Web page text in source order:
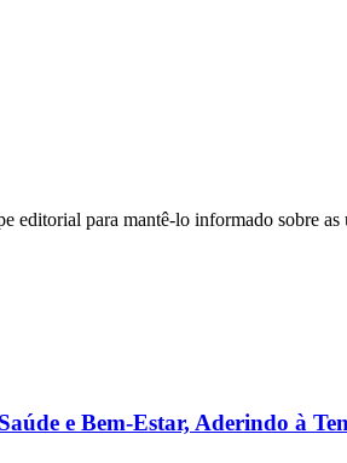
editorial para mantê-lo informado sobre
e Bem-Estar, Aderindo à